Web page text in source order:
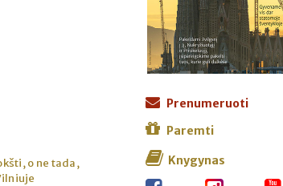
o ne tada,
Prenumeruoti
Paremti
Knygynas